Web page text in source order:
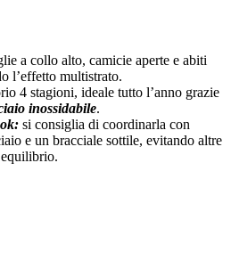
a collo alto, camicie aperte e abiti
l’effetto multistrato.
4 stagioni, ideale tutto l’anno grazie
inossidabile.
si consiglia di coordinarla con
e un bracciale sottile, evitando altre